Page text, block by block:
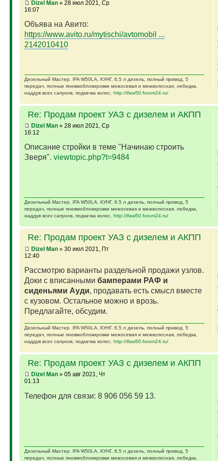
Dizel Man» 28 июл 2021, Ср
16:07
Объява на Авито:
https://www.avito.ru/mytischi/avtomobil ...
2142010410
Дизельный Мастер. IFA W50LA, КУНГ, 6,5 л дизель, полный привод, 5
передач, полные пневмоблокировки межосевая и межколесная, лебедка,
наддув всех сапунов, подкачка колес. http://ifaw50.forum24.ru/
Re: Продам проект УАЗ с дизелем и АКПП
Dizel Man» 28 июл 2021, Ср
16:12
Описание стройки в теме "Начинаю строить
Зверя". viewtopic.php?t=9484
Дизельный Мастер. IFA W50LA, КУНГ, 6,5 л дизель, полный привод, 5
передач, полные пневмоблокировки межосевая и межколесная, лебедка,
наддув всех сапунов, подкачка колес. http://ifaw50.forum24.ru/
Re: Продам проект УАЗ с дизелем и АКПП
Dizel Man» 30 июл 2021, Пт
12:40
Рассмотрю варианты раздельной продажи узлов.
Доки с вписанными бамперами РАФ и
сиденьями Ауди, продавать есть смысл вместе
с кузовом. Остальное можно и врозь.
Предлагайте, обсудим.
Дизельный Мастер. IFA W50LA, КУНГ, 6,5 л дизель, полный привод, 5
передач, полные пневмоблокировки межосевая и межколесная, лебедка,
наддув всех сапунов, подкачка колес. http://ifaw50.forum24.ru/
Re: Продам проект УАЗ с дизелем и АКПП
Dizel Man» 05 авг 2021, Чт
01:13
Телефон для связи: 8 906 056 59 13.
Дизельный Мастер. IFA W50LA, КУНГ, 6,5 л дизель, полный привод, 5
передач, полные пневмоблокировки межосевая и межколесная, лебедка,